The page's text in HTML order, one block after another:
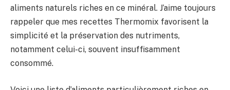
aliments naturels riches en ce minéral. J’aime toujours
rappeler que mes recettes Thermomix favorisent la
simplicité et la préservation des nutriments,
notamment celui-ci, souvent insuffisamment
consommé.